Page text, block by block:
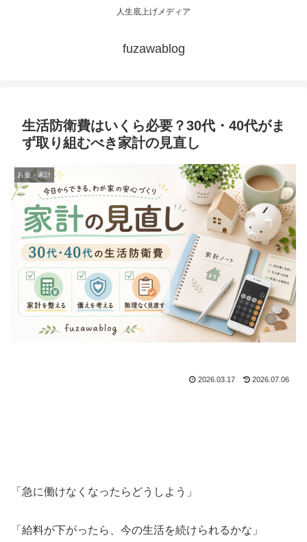
人生底上げメディア
fuzawablog
生活防衛費はいくら必要？30代・40代がま
ず取り組むべき家計の見直し
お金・家計
2026.03.17 2026.07.06
「急に働けなくなったらどうしよう」
「給料が下がったら、今の生活を続けられるかな」